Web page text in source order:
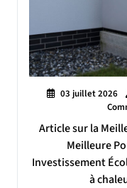
03 juillet 2026
Article sur la
Meilleure
Investissement
à